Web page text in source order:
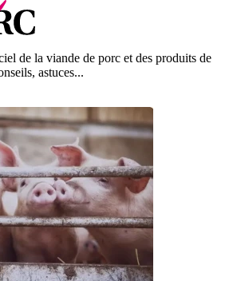
de la viande de porc et des produits de
astuces...